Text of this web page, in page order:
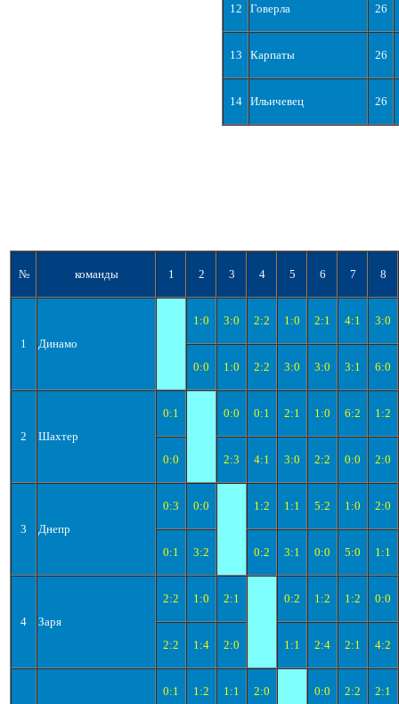
12 Говерла 26
13 Карпаты 26
14 Ильичевец 26
№ команды 1 2 3 4 5 6 7 8
1 Динамо
1:0 3:0 2:2 1:0 2:1 4:1 3:0
0:0 1:0 2:2 3:0 3:0 3:1 6:0
2 Шахтер
0:1 0:0 0:1 2:1 1:0 6:2 1:2
0:0 2:3 4:1 3:0 2:2 0:0 2:0
3 Днепр
0:3 0:0 1:2 1:1 5:2 1:0 2:0
0:1 3:2 0:2 3:1 0:0 5:0 1:1
4 Заря
2:2 1:0 2:1 0:2 1:2 1:2 0:0
2:2 1:4 2:0 1:1 2:4 2:1 4:2
0:1 1:2 1:1 2:0 0:0 2:2 2:1